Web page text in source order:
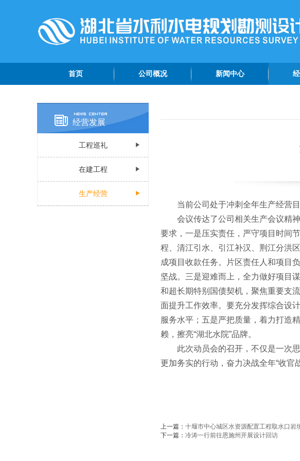
首页 公司概况 新闻中心
管理团队
公司荣誉
认证资质
经营发展
工程巡礼
在建工程
生产经营
当前公司处于冲刺全年生产经营
会议传达了公司相关生产会议精
要求，一是压实责任，严守项目时间
程、清江引水、引江补汉、荆江分洪
成项目收款任务。片区责任人和项目
坚战。三是迎难而上，全力做好项目
和超长期特别国债契机，聚焦重要支
面提升工作效率。要充分发挥综合设
服务水平；五是严把质量，着力打造
赖，擦亮“湖北水院”品牌。
此次动员会的召开，不仅是一次
更加务实的行动，奋力决战全年“收官
上一篇： 十堰市中心城区水资源配置工程取水口岩
下一篇： 冷涛一行前往恩施州开展设计回访